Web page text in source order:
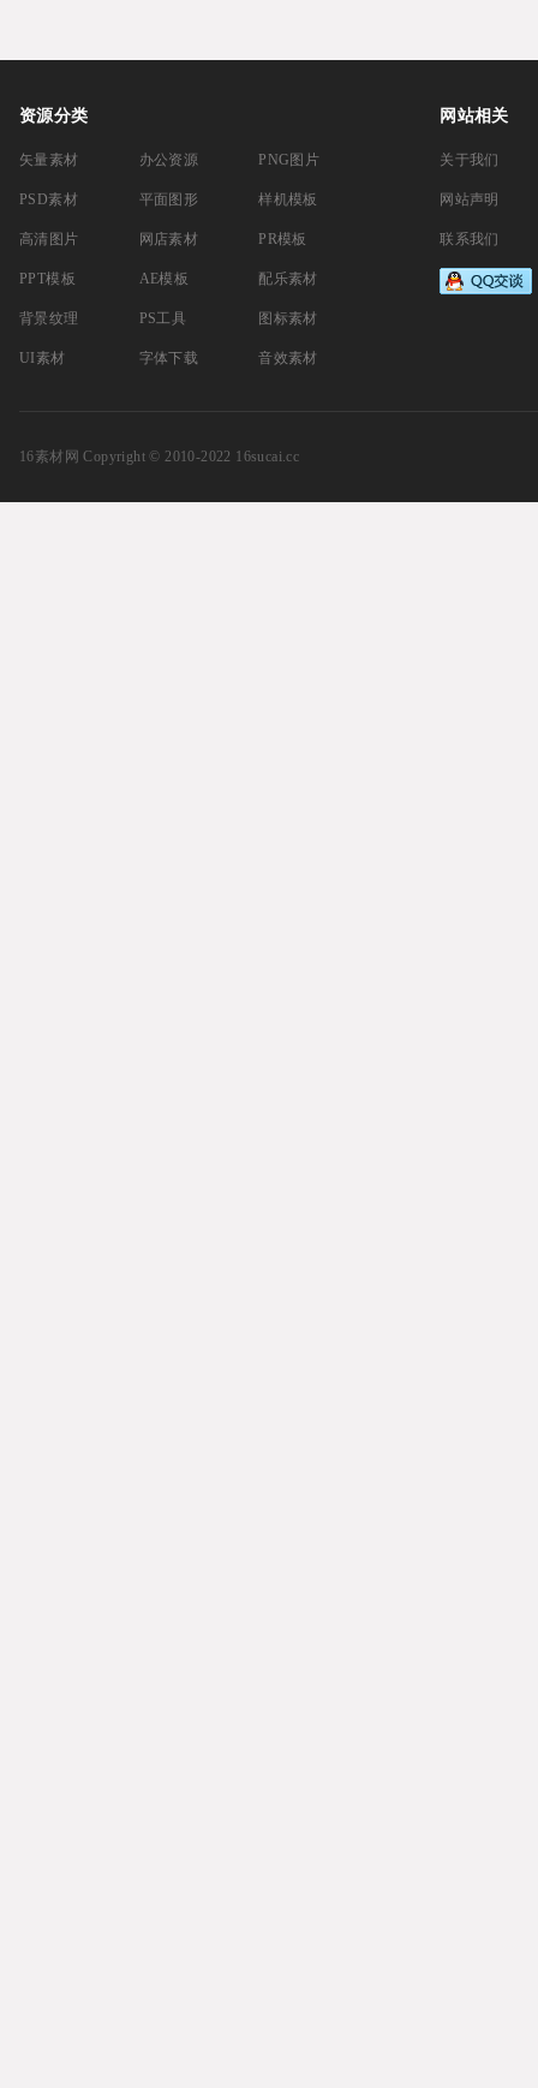
资源分类
矢量素材
PSD素材
高清图片
PPT模板
背景纹理
UI素材
办公资源
平面图形
网店素材
AE模板
PS工具
字体下载
PNG图片
样机模板
PR模板
配乐素材
图标素材
音效素材
网站相关
关于我们
网站声明
联系我们
16素材网 Copyright © 2010-2022 16sucai.cc